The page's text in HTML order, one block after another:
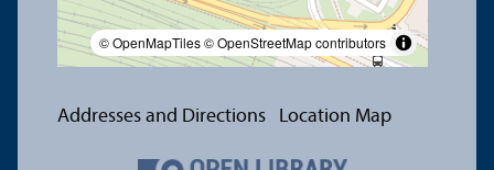
© OpenMapTiles© OpenStreetMap contributors
Addresses and Directions Location Map